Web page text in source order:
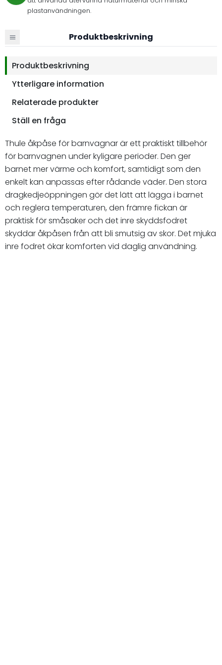
plastanvändningen.
Produktbeskrivning
Produktbeskrivning
Ytterligare information
Relaterade produkter
Ställ en fråga
Thule åkpåse för barnvagnar är ett praktiskt tillbehör
för barnvagnen under kyligare perioder. Den ger
barnet mer värme och komfort, samtidigt som den
enkelt kan anpassas efter rådande väder. Den stora
dragkedjeöppningen gör det lätt att lägga i barnet
och reglera temperaturen, den främre fickan är
praktisk för småsaker och det inre skyddsfodret
skyddar åkpåsen från att bli smutsig av skor. Det mjuka
inre fodret ökar komforten vid daglig användning.